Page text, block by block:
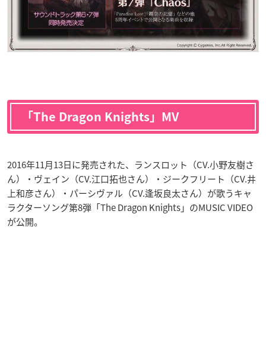
「The Dragon Knights」MV
2016年11月13日に発売された、ランスロット（CV.小野友樹さ
ん）・ヴェイン（CV.江口拓也さん）・ジークフリート（CV.井
上和彦さん）・パーシヴァル（CV.逢坂良太さん）が歌うキャ
ラクターソング第8弾「The Dragon Knights」のMUSIC VIDEO
が公開。